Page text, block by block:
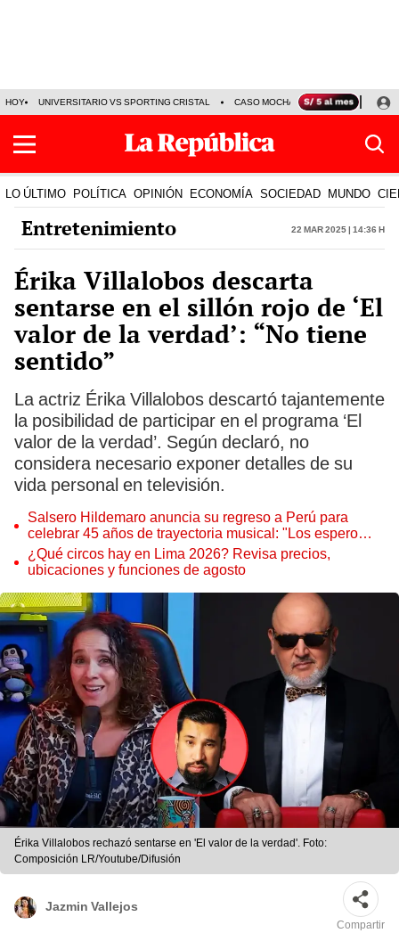
HOY UNIVERSITARIO VS SPORTING CRISTAL CASO MOCHASUELDOS
LO ÚLTIMO POLÍTICA OPINIÓN ECONOMÍA SOCIEDAD MUNDO
Entretenimiento 22 Mar 2025 | 14:36 h
Érika Villalobos descarta
sentarse en el sillón rojo de ‘El
valor de la verdad’: “No tiene
sentido”
La actriz Érika Villalobos descartó tajantemente
la posibilidad de participar en el programa ‘El
valor de la verdad’. Según declaró, no
considera necesario exponer detalles de su
vida personal en televisión.
Salsero Hildemaro anuncia su regreso a Perú para
celebrar 45 años de trayectoria musical: "Los espero
para cantar con todos ustedes”
¿Qué circos hay en Lima 2026? Revisa precios,
ubicaciones y funciones de agosto
Érika Villalobos rechazó sentarse en 'El valor de la verdad'. Foto:
Composición LR/Youtube/Difusión
Jazmin Vallejos
Compartir